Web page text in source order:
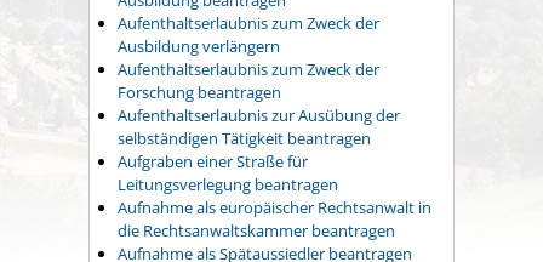
Aufenthaltserlaubnis zum Zweck der
Ausbildung verlängern
Aufenthaltserlaubnis zum Zweck der
Forschung beantragen
Aufenthaltserlaubnis zur Ausübung der
selbständigen Tätigkeit beantragen
Aufgraben einer Straße für
Leitungsverlegung beantragen
Aufnahme als europäischer Rechtsanwalt in
die Rechtsanwaltskammer beantragen
Aufnahme als Spätaussiedler beantragen